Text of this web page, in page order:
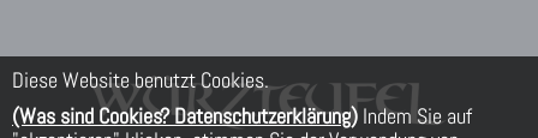
Diese Website benutzt Cookies.
(Was sind Cookies? Datenschutzerklärung) Indem Sie auf